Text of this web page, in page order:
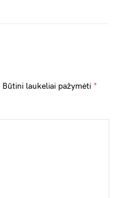
Būtini laukeliai pažymėti *